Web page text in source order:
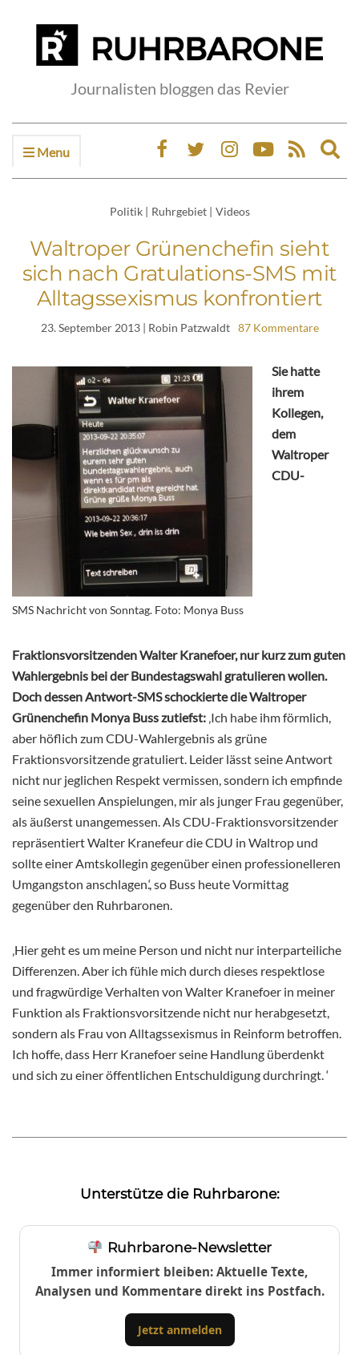
Journalisten bloggen das Revier
Menu
Politik | Ruhrgebiet | Videos
Waltroper Grünenchefin sieht
sich nach Gratulations-SMS mit
Alltagssexismus konfrontiert
23. September 2013| Robin Patzwaldt 87 Kommentare
SMS Nachricht von Sonntag. Foto: Monya Buss
Sie hatte
ihrem
Kollegen,
dem
Waltroper
CDU-
Fraktionsvorsitzenden Walter Kranefoer, nur kurz zum guten
Wahlergebnis bei der Bundestagswahl gratulieren wollen.
Doch dessen Antwort-SMS schockierte die Waltroper
Grünenchefin Monya Buss zutiefst: ‚Ich habe ihm förmlich,
aber höflich zum CDU-Wahlergebnis als grüne
Fraktionsvorsitzende gratuliert. Leider lässt seine Antwort
nicht nur jeglichen Respekt vermissen, sondern ich empfinde
seine sexuellen Anspielungen, mir als junger Frau gegenüber,
als äußerst unangemessen. Als CDU-Fraktionsvorsitzender
repräsentiert Walter Kranefeur die CDU in Waltrop und
sollte einer Amtskollegin gegenüber einen professionelleren
Umgangston anschlagen.‘, so Buss heute Vormittag
gegenüber den Ruhrbaronen.
‚Hier geht es um meine Person und nicht nur interparteiliche
Differenzen. Aber ich fühle mich durch dieses respektlose
und fragwürdige Verhalten von Walter Kranefoer in meiner
Funktion als Fraktionsvorsitzende nicht nur herabgesetzt,
sondern als Frau von Alltagssexismus in Reinform betroffen.
Ich hoffe, dass Herr Kranefoer seine Handlung überdenkt
und sich zu einer öffentlichen Entschuldigung durchringt. ‘
Unterstütze die Ruhrbarone:
Ruhrbarone-Newsletter
Immer informiert bleiben: Aktuelle Texte,
Analysen und Kommentare direkt ins Postfach.
Jetzt anmelden